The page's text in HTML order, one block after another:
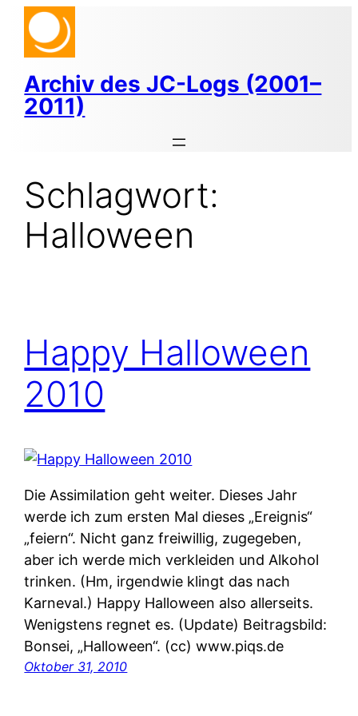
Zum
Inhalt
springen
Archiv des JC-Logs (2001–
2011)
Schlagwort:
Halloween
Happy Halloween
2010
Die Assimilation geht weiter. Dieses Jahr
werde ich zum ersten Mal dieses „Ereignis“
„feiern“. Nicht ganz freiwillig, zugegeben,
aber ich werde mich verkleiden und Alkohol
trinken. (Hm, irgendwie klingt das nach
Karneval.) Happy Halloween also allerseits.
Wenigstens regnet es. (Update) Beitragsbild:
Bonsei, „Halloween“. (cc) www.piqs.de
Oktober 31, 2010